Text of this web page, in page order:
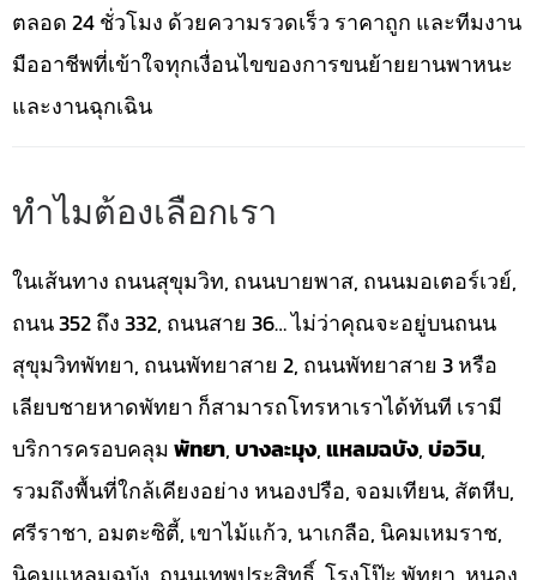
ตลอด 24 ชั่วโมง ด้วยความรวดเร็ว ราคาถูก และทีมงาน
มืออาชีพที่เข้าใจทุกเงื่อนไขของการขนย้ายยานพาหนะ
และงานฉุกเฉิน
ทำไมต้องเลือกเรา
ในเส้นทาง ถนนสุขุมวิท, ถนนบายพาส, ถนนมอเตอร์เวย์,
ถนน 352 ถึง 332, ถนนสาย 36… ไม่ว่าคุณจะอยู่บนถนน
สุขุมวิทพัทยา, ถนนพัทยาสาย 2, ถนนพัทยาสาย 3 หรือ
เลียบชายหาดพัทยา ก็สามารถโทรหาเราได้ทันที เรามี
บริการครอบคลุมพัทยา,บางละมุง,แหลมฉบัง,บ่อวิน,
รวมถึงพื้นที่ใกล้เคียงอย่าง หนองปรือ, จอมเทียน, สัตหีบ,
ศรีราชา, อมตะซิตี้, เขาไม้แก้ว, นาเกลือ, นิคมเหมราช,